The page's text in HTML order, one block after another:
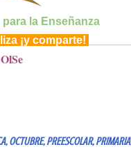
la Enseñanza
¡y comparte!
OCTUBRE PREESCOLAR PRIMARIA